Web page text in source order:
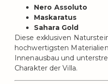
Nero Assoluto
Maskaratus
Sahara Gold
Diese exklusiven
hochwertigsten
Innenausbau und
Charakter der Villa.